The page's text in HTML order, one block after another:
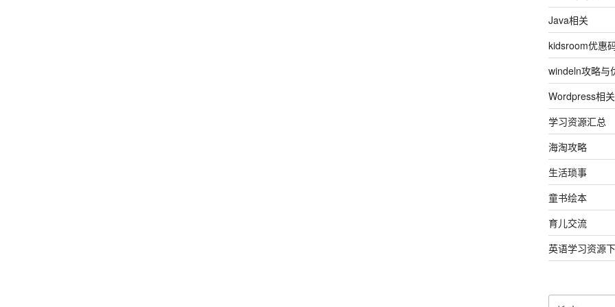
Java相关
kidsroom优惠
windeln攻略与
Wordpress相关
学习资源汇总
海淘攻略
生活琐事
童书绘本
育儿交流
英语学习资源